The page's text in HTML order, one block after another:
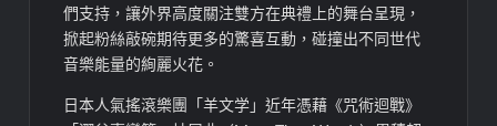
們支持，讓外界高度關注雙方在典禮上的舞台呈現，
掀起粉絲敲碗期待更多的驚喜互動，碰撞出不同世代
音樂能量的絢麗火花。
日本人氣搖滾樂團「羊文学」近年憑藉《咒術迴戰》